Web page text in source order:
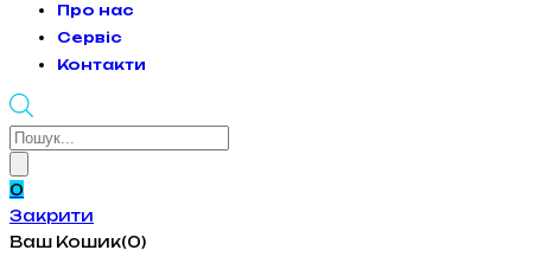
Про нас
Сервіс
Контакти
Products
0
Закрити
Ваш Кошик(0)